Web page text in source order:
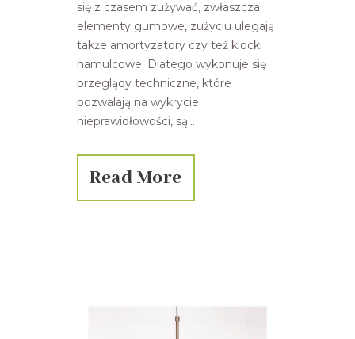
się z czasem zużywać, zwłaszcza
elementy gumowe, zużyciu ulegają
także amortyzatory czy też klocki
hamulcowe. Dlatego wykonuje się
przeglądy techniczne, które
pozwalają na wykrycie
nieprawidłowości, są...
Read More